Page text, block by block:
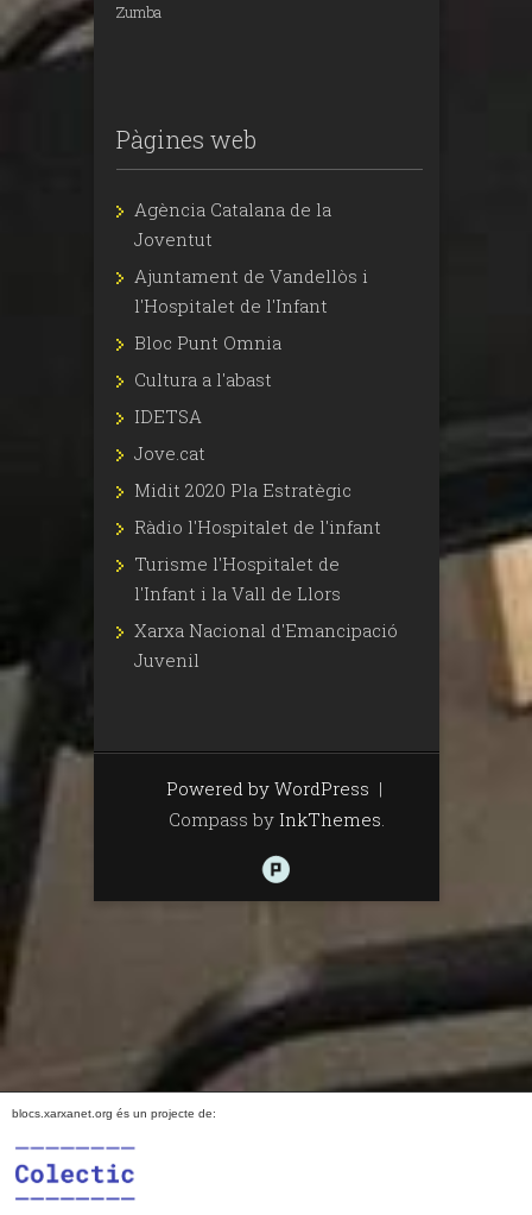
Zumba
Pàgines web
Agència Catalana de la
Joventut
Ajuntament de Vandellòs i
l'Hospitalet de l'Infant
Bloc Punt Omnia
Cultura a l'abast
IDETSA
Jove.cat
Midit 2020 Pla Estratègic
Ràdio l'Hospitalet de l'infant
Turisme l'Hospitalet de
l'Infant i la Vall de Llors
Xarxa Nacional d'Emancipació
Juvenil
Powered by WordPress |
Compass by InkThemes
blocs.xarxanet.org és un projecte de: